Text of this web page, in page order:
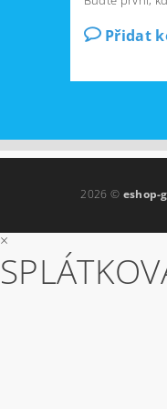
Přidat
2026 © eshop-
×